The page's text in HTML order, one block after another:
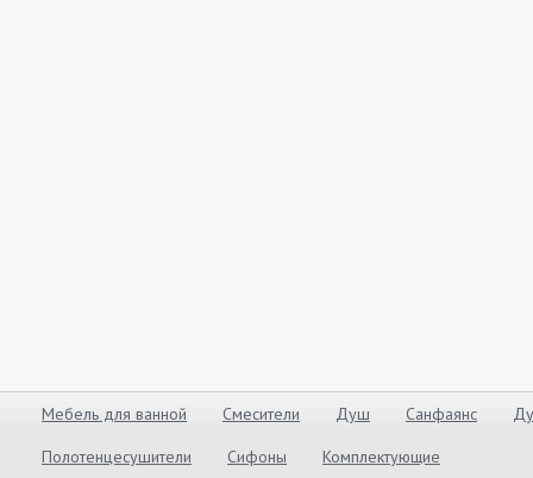
Мебель для ванной Смесители Душ Санфаянс
Полотенцесушители
Сифоны Комплектующие